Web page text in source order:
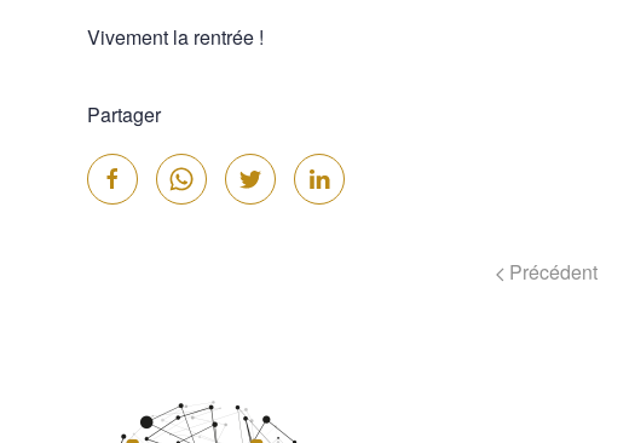
Vivement la rentrée !
Partager
Précédent